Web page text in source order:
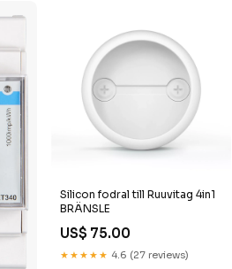
Silicon fodral till Ruuvitag 4in1
BRÄNSLE
US$ 75.00
★★★★★ 4.6 (27 reviews)